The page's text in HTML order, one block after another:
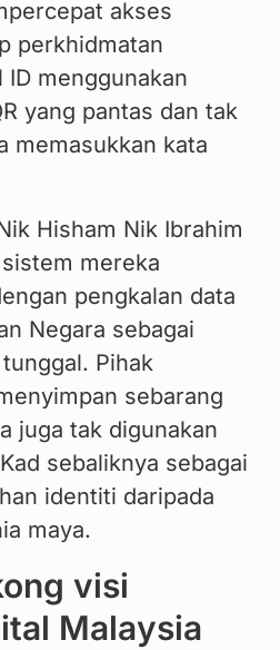
akses
perkhidmatan
menggunakan
yang pantas dan tak
memasukkan kata
Hisham Nik Ibrahim
mereka
pengkalan data
Negara sebagai
Pihak
sebarang
juga tak digunakan
sebaliknya sebagai
identiti daripada
maya.
visi
Malaysia